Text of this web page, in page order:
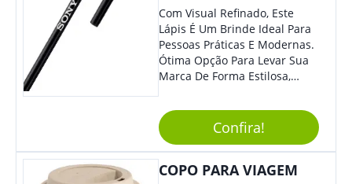
Com Visual Refinado, Este
Lápis É Um Brinde Ideal Para
Pessoas Práticas E Modernas.
Ótima Opção Para Levar Sua
Marca De Forma Estilosa,
Empresa Em Eventos,
Reuniões Corporativas Ou Até
Mesmo Para Presentear
Colaboradores E Parceiros De
Sua Empresa.
Confira!
COPO PARA VIAGEM